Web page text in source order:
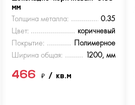
мм
Толщина металла:
0.35
Цвет:
коричневый
Покрытие:
Полимерное
Ширина общая:
1200, мм
466₽/ кв.м